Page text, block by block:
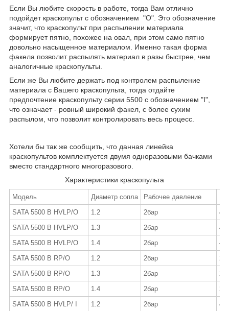
Если Вы любите скорость в работе, тогда Вам отлично
подойдет краскопульт с обозначением "О". Это обозначение
значит, что краскопульт при распылении материала
формирует пятно, похожее на овал, при этом само пятно
довольно насыщенное материалом. Именно такая форма
факела позволит распылять материал в разы быстрее, чем
аналогичные краскопульты.
Если же Вы любите держать под контролем распыление
материала с Вашего краскопульта, тогда отдайте
предпочтение краскопульту серии 5500 с обозначением "І",
что означает - ровный широкий факел, с более сухим
распылом, что позволит контролировать весь процесс.
Хотели бы так же сообщить, что данная линейка
краскопультов комплектуется двумя одноразовыми бачками
вместо стандартного многоразового.
Характеристики краскопульта
Модель Диаметр сопла Рабочее давление
SATA 5500 B HVLP/O
1.2 2бар
SATA 5500 B HVLP/O
1.3 2бар
SATA 5500 B HVLP/O
1.4 2бар
SATA 5500 B RP/O
1.2 2бар
SATA 5500 B RP/O
1.3 2бар
SATA 5500 B RP/O
1.4 2бар
SATA 5500 B HVLP/ I
1.2 2бар